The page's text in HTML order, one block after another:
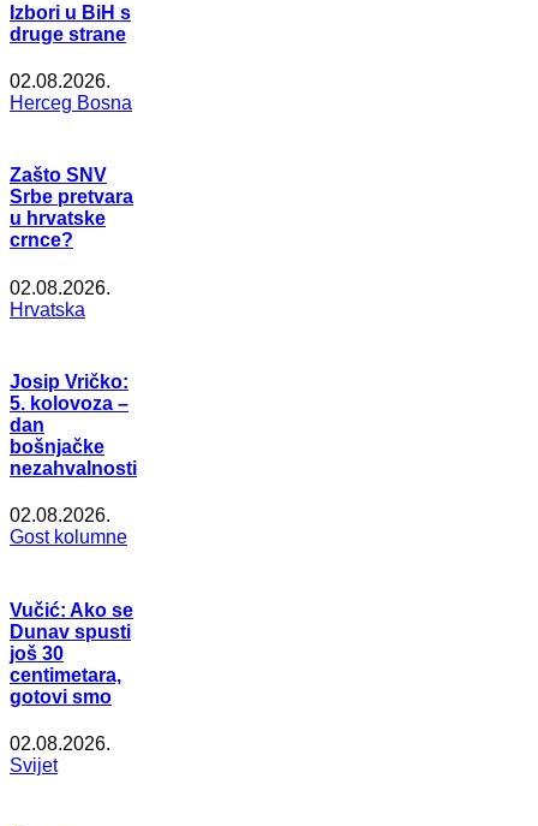
Izbori u BiH s
druge strane
02.08.2026.
Herceg Bosna
Zašto SNV
Srbe pretvara
u hrvatske
crnce?
02.08.2026.
Hrvatska
Josip Vričko:
5. kolovoza –
dan
bošnjačke
nezahvalnosti
02.08.2026.
Gost kolumne
Vučić: Ako se
Dunav spusti
još 30
centimetara,
gotovi smo
02.08.2026.
Svijet